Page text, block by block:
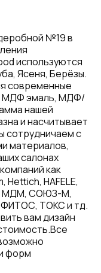
№19 в
используются
Ясеня, Берёзы.
современные
МДФ эмаль, МДФ/
нашей
и насчитывает
сотрудничаем с
материалов,
салонах
как
Hettich, HAFELE,
МДМ, СОЮЗ-М,
ТОКС и тд.
вам дизайн
форм